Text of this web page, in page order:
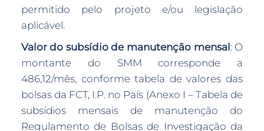
permitido pelo projeto e/ou legislação
aplicável.
Valor do subsídio de manutenção mensal : O
montante do SMM corresponde a
486,12/mês, conforme tabela de valores das
bolsas da FCT, I.P. no País (Anexo I – Tabela de
subsídios mensais de manutenção do
Regulamento de Bolsas de Investigação da